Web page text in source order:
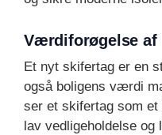
Værdiforøgelse af
Et nyt skifertag er en
også boligens værdi
ser et skifertag som
lav vedligeholdelse